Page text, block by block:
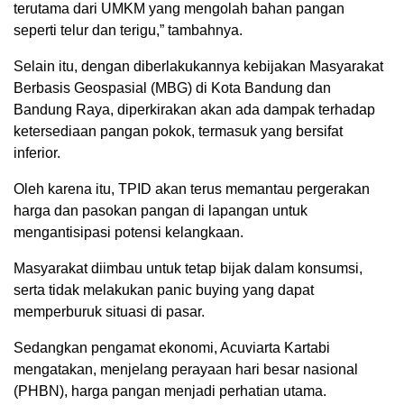
terutama dari UMKM yang mengolah bahan pangan
seperti telur dan terigu,” tambahnya.
Selain itu, dengan diberlakukannya kebijakan Masyarakat
Berbasis Geospasial (MBG) di Kota Bandung dan
Bandung Raya, diperkirakan akan ada dampak terhadap
ketersediaan pangan pokok, termasuk yang bersifat
inferior.
Oleh karena itu, TPID akan terus memantau pergerakan
harga dan pasokan pangan di lapangan untuk
mengantisipasi potensi kelangkaan.
Masyarakat diimbau untuk tetap bijak dalam konsumsi,
serta tidak melakukan panic buying yang dapat
memperburuk situasi di pasar.
Sedangkan pengamat ekonomi, Acuviarta Kartabi
mengatakan, menjelang perayaan hari besar nasional
(PHBN), harga pangan menjadi perhatian utama.